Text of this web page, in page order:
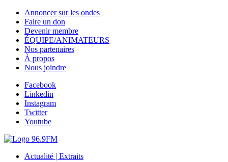
Annoncer sur les ondes
Faire un don
Devenir membre
ÉQUIPE/ANIMATEURS
Nos partenaires
À propos
Nous joindre
Facebook
Linkedin
Instagram
Twitter
Youtube
Actualité | Extraits